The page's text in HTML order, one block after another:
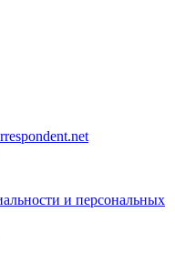
и персональных